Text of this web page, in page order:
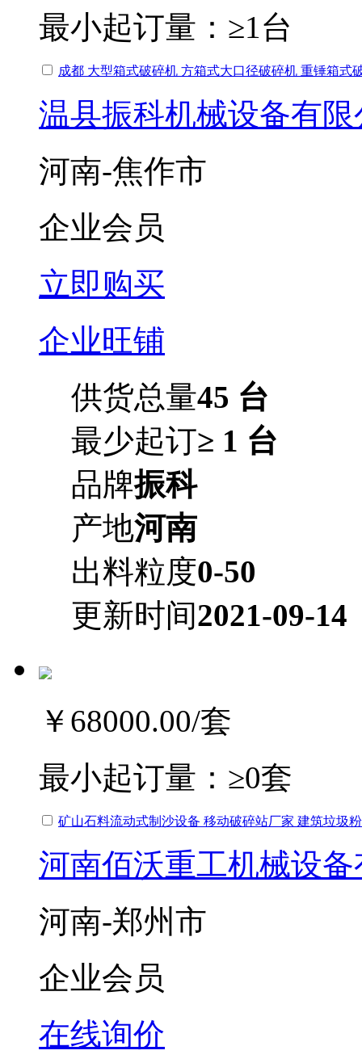
最小起订量： ≥1台
成都 大型箱式破碎机 方箱式大口径破碎机 重锤箱式
温县振科机械设备有限
河南-焦作市
企业会员
立即购买
企业旺铺
供货总量45 台
最少起订≥ 1 台
品牌振科
产地河南
出料粒度0-50
更新时间2021-09-14
￥68000.00/套
最小起订量： ≥0套
矿山石料流动式制沙设备 移动破碎站厂家 建筑垃圾
河南佰沃重工机械设
河南-郑州市
企业会员
在线询价